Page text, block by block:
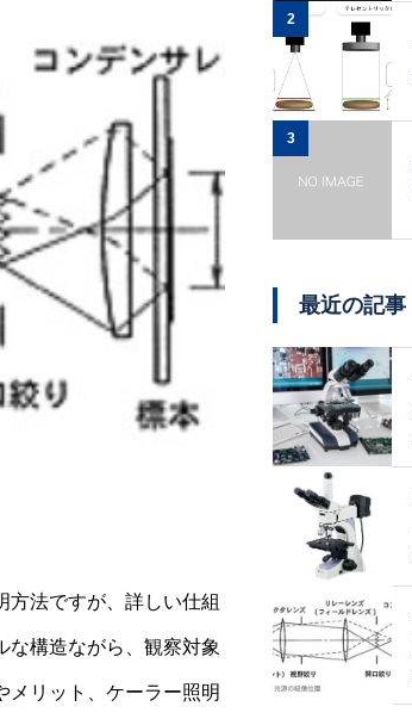
方法ですが、詳しい仕組
な構造ながら、観察対象
メリット、ケーラー照明
2
3
最近の記事